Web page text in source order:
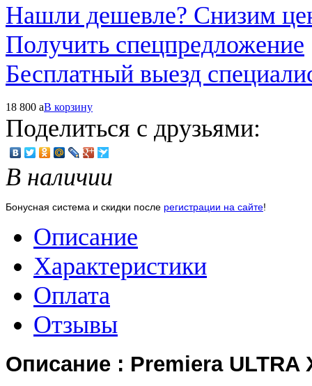
Нашли дешевле? Снизим
Получить спецпредложение
Бесплатный выезд
18 800 aВ корзину
Поделиться с друзьями:
В наличии
Бонусная система и скидки после регистрации на сайте!
Описание
Характеристики
Оплата
Отзывы
Описание : Premiera ULTRA